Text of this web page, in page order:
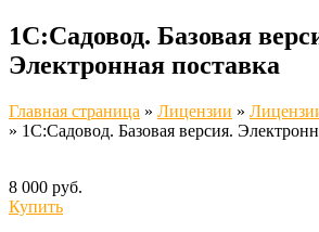
1С:Садовод. Базовая
Электронная поставка
Главная страница » Лицензии »
» 1С:Садовод. Базовая версия.
8 000 руб.
Купить